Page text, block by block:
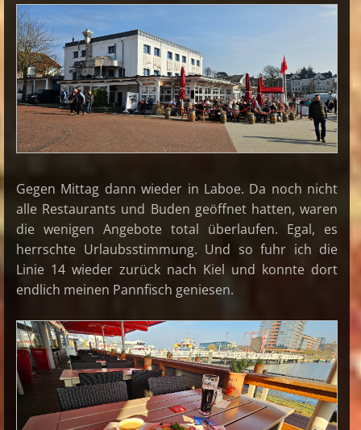
Gegen Mittag dann wieder in Laboe. Da noch nicht
alle Restaurants und Buden geöffnet hatten, waren
die wenigen Angebote total überlaufen. Egal, es
herrschte Urlaubsstimmung. Und so fuhr ich die
Linie 14 wieder zurück nach Kiel und konnte dort
endlich meinen Pannfisch geniesen.